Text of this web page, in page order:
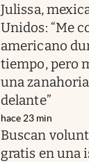
Julissa,
Unidos: “Me
americano
tiempo, pero
una
delante”
hace 23 min
Buscan
gratis en una